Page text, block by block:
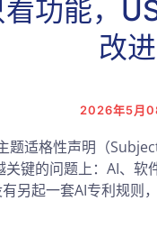
功能，
改进
2026年5月
题适格性声明（
键的问题上：AI、
另起一套AI专利规则